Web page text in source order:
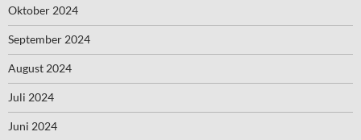
Oktober 2024
September 2024
August 2024
Juli 2024
Juni 2024